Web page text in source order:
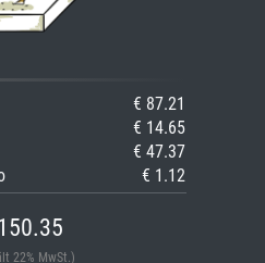
€ 87.21
€ 14.65
€ 47.37
€ 1.12
22% MwSt.)